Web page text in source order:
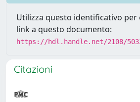
Utilizza questo identificativo per
link a questo documento:
https://hdl.handle.net/2108/
Citazioni